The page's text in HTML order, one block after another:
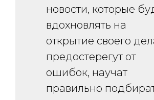
новости, которые
вдохновлять на
открытие своего
предостерегут от
ошибок, научат
правильно